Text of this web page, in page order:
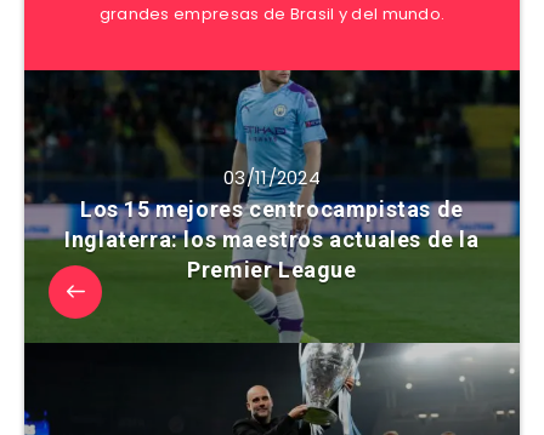
grandes empresas de Brasil y del mundo.
03/11/2024
Los 15 mejores centrocampistas de
Inglaterra: los maestros actuales de la
Premier League